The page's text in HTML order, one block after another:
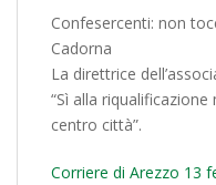
Confesercenti: non
Cadorna
La direttrice
“Sì alla
centro città”.
Corriere di Arezzo 13